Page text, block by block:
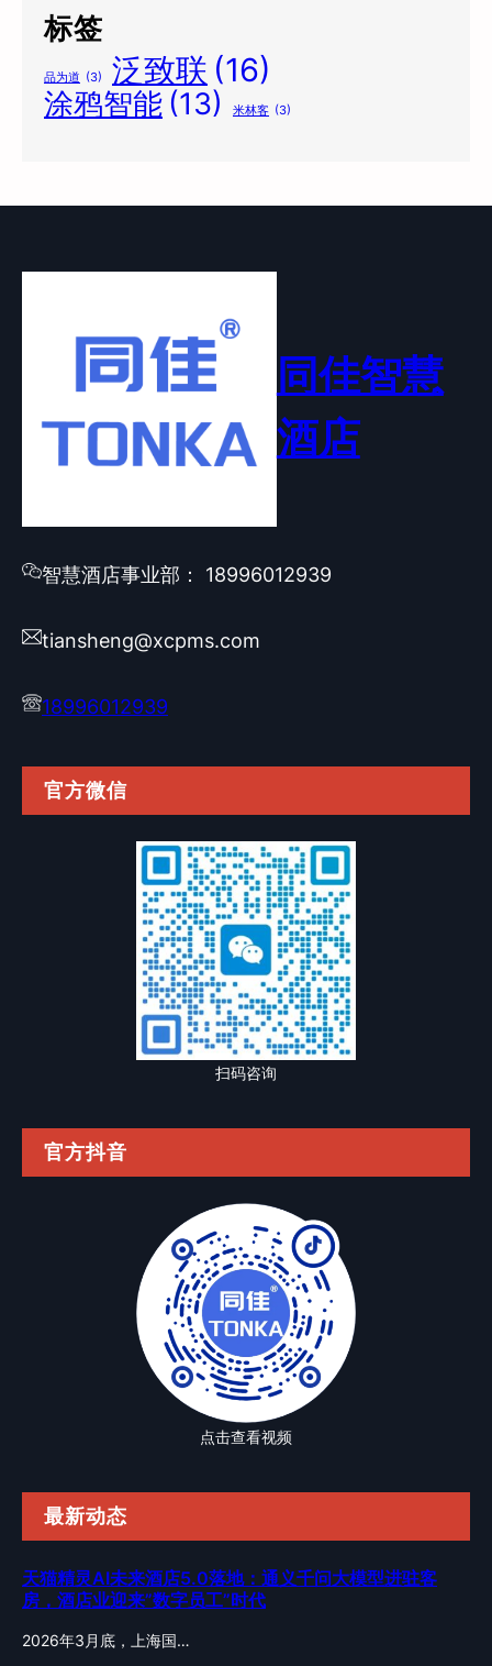
标签
品为道 (3) 泛致联 (16)
涂鸦智能 (13) 米林客 (3)
同佳智慧
酒店
智慧酒店事业部： 18996012939
tiansheng@xcpms.com
18996012939
官方微信
扫码咨询
官方抖音
点击查看视频
最新动态
天猫精灵AI未来酒店5.0落地：通义千问大模型进驻客
房，酒店业迎来”数字员工”时代
2026年3月底，上海国…